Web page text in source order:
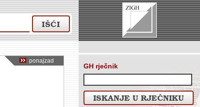
IŠĆI
ponajzad
GH rječnik
ISKANJE U RJEČNIKU